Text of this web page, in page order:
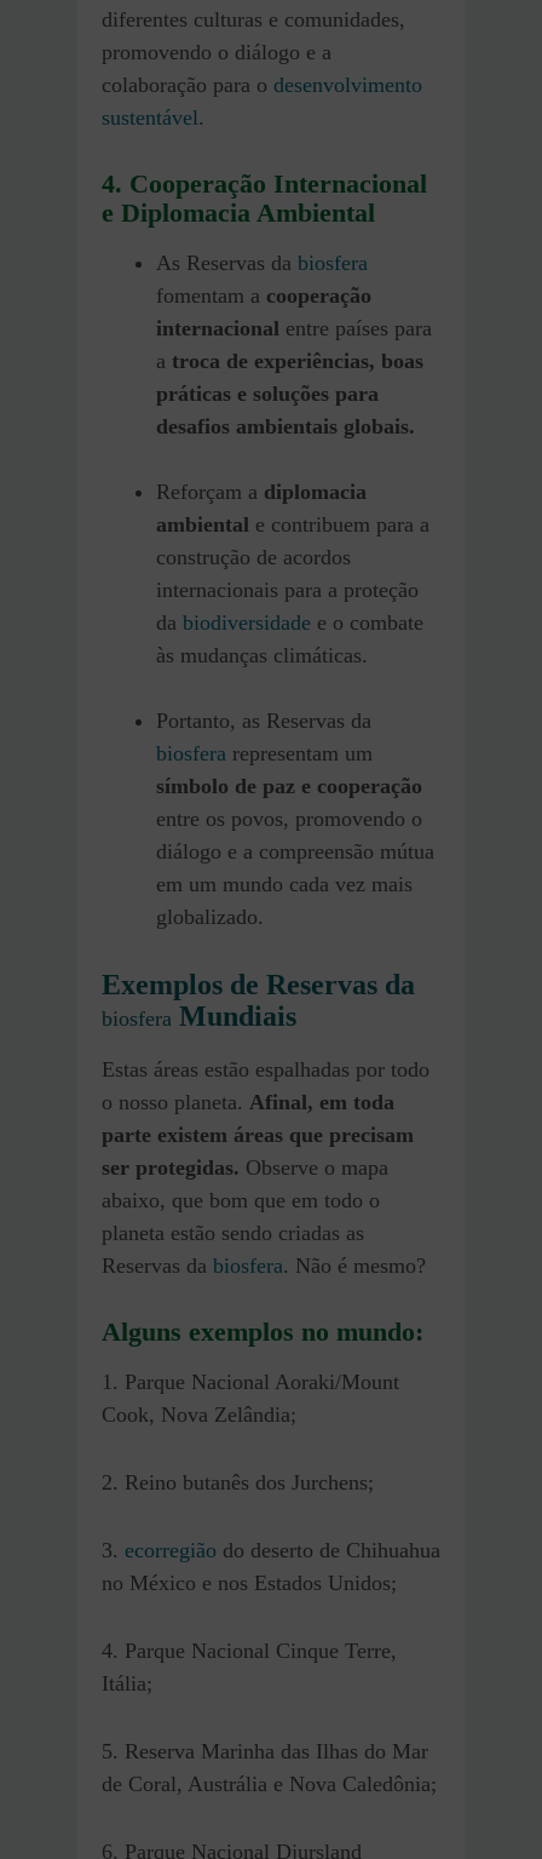
diferentes culturas e comunidades,
promovendo o diálogo e a
colaboração para o desenvolvimento
sustentável.
4. Cooperação Internacional
e Diplomacia Ambiental
As Reservas da biosfera
fomentam a cooperação
internacional entre países para
a troca de experiências, boas
práticas e soluções para
desafios ambientais globais.
Reforçam a diplomacia
ambiental e contribuem para a
construção de acordos
internacionais para a proteção
da biodiversidade e o combate
às mudanças climáticas.
Portanto, as Reservas da
biosfera representam um
símbolo de paz e cooperação
entre os povos, promovendo o
diálogo e a compreensão mútua
em um mundo cada vez mais
globalizado.
Exemplos de Reservas da
biosfera Mundiais
Estas áreas estão espalhadas por todo
o nosso planeta. Afinal, em toda
parte existem áreas que precisam
ser protegidas. Observe o mapa
abaixo, que bom que em todo o
planeta estão sendo criadas as
Reservas da biosfera. Não é mesmo?
Alguns exemplos no mundo:
1. Parque Nacional Aoraki/Mount
Cook, Nova Zelândia;
2. Reino butanês dos Jurchens;
3. ecorregião do deserto de Chihuahua
no México e nos Estados Unidos;
4. Parque Nacional Cinque Terre,
Itália;
5. Reserva Marinha das Ilhas do Mar
de Coral, Austrália e Nova Caledônia;
6. Parque Nacional Djursland